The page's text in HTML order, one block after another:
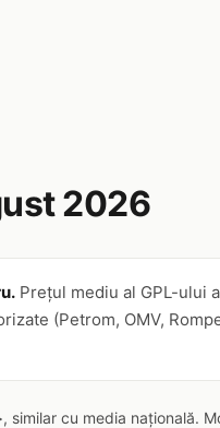
2026
Prețul mediu al GPL-ului
(Petrom, OMV,
cu media națională.